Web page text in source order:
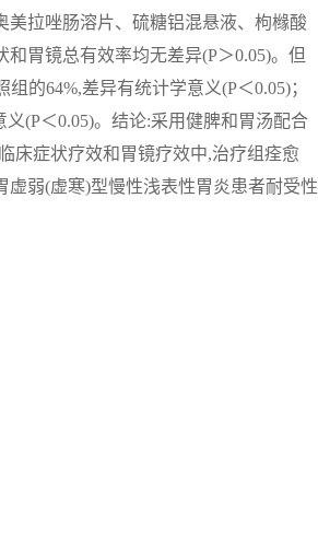
美拉唑肠溶片、硫糖铝混悬液、枸橼酸
胃镜总有效率均无差异(P＞0.05)。但
的64%,差异有统计学意义(P＜0.05)；
(P＜0.05)。结论:采用健脾和胃汤配合
床症状疗效和胃镜疗效中,治疗组痊愈
弱(虚寒)型慢性浅表性胃炎患者耐受性